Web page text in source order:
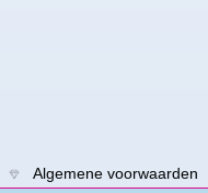
Algemene voorwaarden